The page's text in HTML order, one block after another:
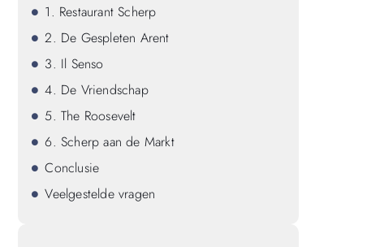
1. Restaurant Scherp
2. De Gespleten Arent
3. Il Senso
4. De Vriendschap
5. The Roosevelt
6. Scherp aan de Markt
Conclusie
Veelgestelde vragen